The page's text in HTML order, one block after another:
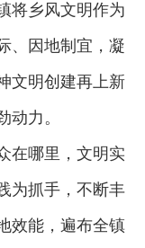
乡风文明作为
、因地制宜，凝
文明创建再上新
动力。
哪里，文明实
为抓手，不断丰
效能，遍布全镇